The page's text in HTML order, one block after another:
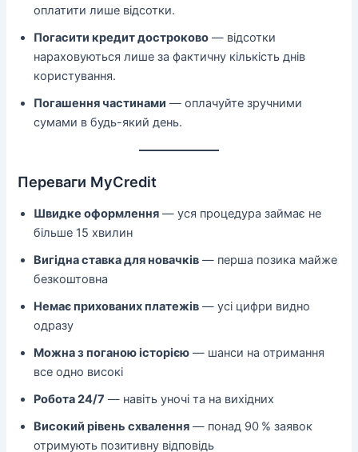
оплатити лише відсотки.
Погасити кредит достроково — відсотки
нараховуються лише за фактичну кількість днів
користування.
Погашення частинами — оплачуйте зручними
сумами в будь-який день.
Переваги MyCredit
Швидке оформлення — уся процедура займає не
більше 15 хвилин
Вигідна ставка для новачків — перша позика майже
безкоштовна
Немає прихованих платежів — усі цифри видно
одразу
Можна з поганою історією — шанси на отримання
все одно високі
Робота 24/7 — навіть уночі та на вихідних
Високий рівень схвалення — понад 90 % заявок
отримують позитивну відповідь